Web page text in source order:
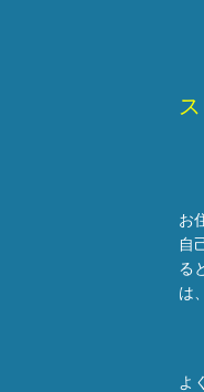
お
自
る
は
よ